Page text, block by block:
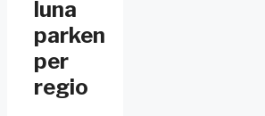
luna
parken
per
regio